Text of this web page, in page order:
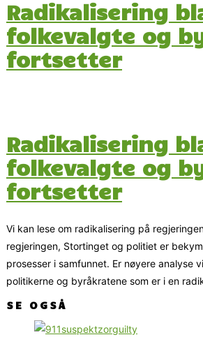
Radikalisering
folkevalgte og
fortsetter
Radikalisering
folkevalgte og
fortsetter
Vi kan lese om radikalisering på
regjeringen, Stortinget og politiet er
prosesser i samfunnet. Er nøyere analyse
politikerne og byråkratene som er i en
SE OGSÅ